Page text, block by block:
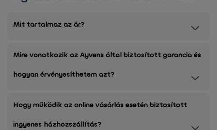
Mit tartalmaz az ár?
Mire vonatkozik az Ayvens által biztosított garancia és
hogyan érvényesíthetem azt?
Hogy működik az online vásárlás esetén biztosított
ingyenes házhozszállítás?